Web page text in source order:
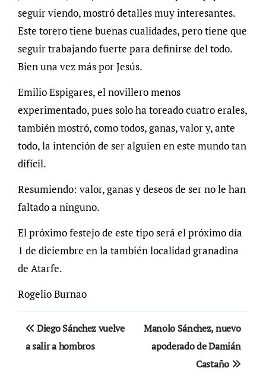
seguir viendo, mostró detalles muy interesantes.
Este torero tiene buenas cualidades, pero tiene que
seguir trabajando fuerte para definirse del todo.
Bien una vez más por Jesús.
Emilio Espigares, el novillero menos
experimentado, pues solo ha toreado cuatro erales,
también mostró, como todos, ganas, valor y, ante
todo, la intención de ser alguien en este mundo tan
difícil.
Resumiendo: valor, ganas y deseos de ser no le han
faltado a ninguno.
El próximo festejo de este tipo será el próximo día
1 de diciembre en la también localidad granadina
de Atarfe.
Rogelio Burnao
Navegación
de
Diego Sánchez vuelve
a salir a hombros
Manolo Sánchez, nuevo
apoderado de Damián
Castaño